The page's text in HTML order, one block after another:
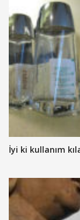
İyi ki kullanım